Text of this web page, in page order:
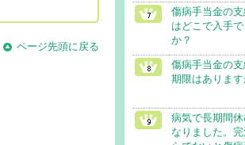
ページ先頭に戻る
傷病手当金の
はどこで入手
か？
傷病手当金の
期限はあります
病気で長期間
なりました。